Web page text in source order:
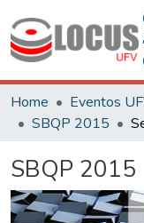
Home Eventos
SBQP 2015
SBQP 2015